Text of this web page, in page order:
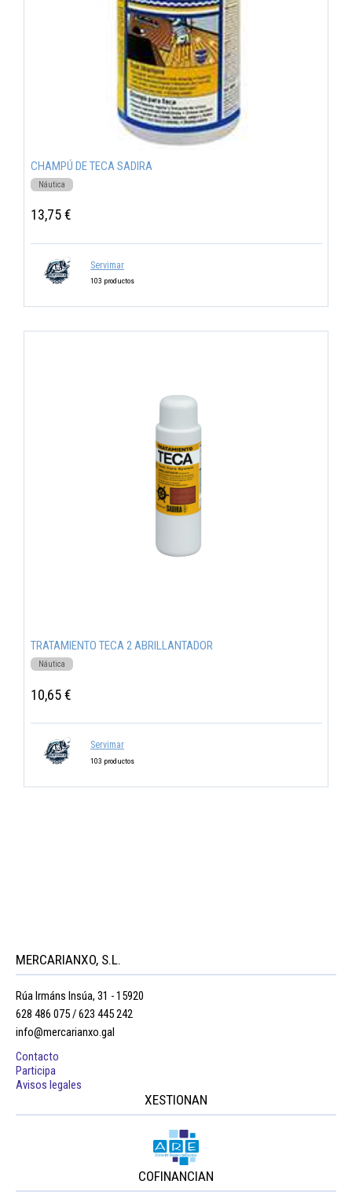
CHAMPÚ DE TECA SADIRA
Náutica
13,75 €
Servimar
103 productos
TRATAMIENTO TECA 2 ABRILLANTADOR
Náutica
10,65 €
Servimar
103 productos
MERCARIANXO, S.L.
Rúa Irmáns Insúa, 31 - 15920
628 486 075 / 623 445 242
info@mercarianxo.gal
Contacto
Participa
Avisos legales
XESTIONAN
COFINANCIAN